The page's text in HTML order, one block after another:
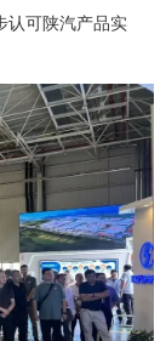
认可陕汽产品实